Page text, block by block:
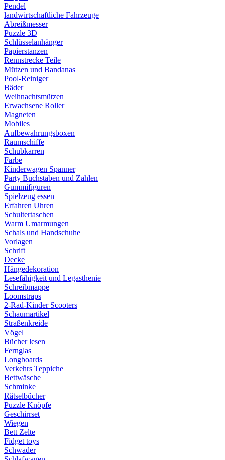
Pendel
landwirtschaftliche Fahrzeuge
Abreißmesser
Puzzle 3D
Schlüsselanhänger
Papierstanzen
Rennstrecke Teile
Mützen und Bandanas
Pool-Reiniger
Bäder
Weihnachtsmützen
Erwachsene Roller
Magneten
Mobiles
Aufbewahrungsboxen
Raumschiffe
Schubkarren
Farbe
Kinderwagen Spanner
Party Buchstaben und Zahlen
Gummifiguren
Spielzeug essen
Erfahren Uhren
Schultertaschen
Warm Umarmungen
Schals und Handschuhe
Vorlagen
Schrift
Decke
Hängedekoration
Lesefähigkeit und Legasthenie
Schreibmappe
Loomstraps
2-Rad-Kinder Scooters
Schaumartikel
Straßenkreide
Vögel
Bücher lesen
Fernglas
Longboards
Verkehrs Teppiche
Bettwäsche
Schminke
Rätselbücher
Puzzle Knöpfe
Geschirrset
Wiegen
Bett Zelte
Fidget toys
Schwader